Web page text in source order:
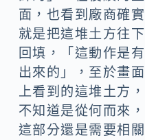
面，也看到廠商確實
就是把這堆土方往下
回填，「這動作是有
出來的」，至於畫面
上看到的這堆土方，
不知道是從何而來，
這部分還是需要相關